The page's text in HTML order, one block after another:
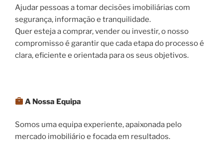
Ajudar pessoas a tomar decisões imobiliárias com
segurança, informação e tranquilidade.
Quer esteja a comprar, vender ou investir, o nosso
compromisso é garantir que cada etapa do processo é
clara, eficiente e orientada para os seus objetivos.
A Nossa Equipa
Somos uma equipa experiente, apaixonada pelo
mercado imobiliário e focada em resultados.